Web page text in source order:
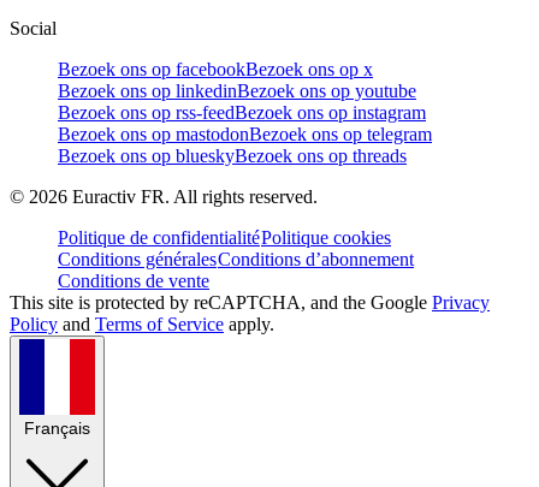
Social
Bezoek ons op facebookBezoek ons op x
Bezoek ons op linkedinBezoek ons op youtube
Bezoek ons op rss-feedBezoek ons op instagram
Bezoek ons op mastodonBezoek ons op telegram
Bezoek ons op blueskyBezoek ons op threads
© 2026 Euractiv FR. All rights reserved.
Politique de confidentialitéPolitique cookies
Conditions généralesConditions d’abonnement
Conditions de vente
This site is protected by reCAPTCHA, and the Google Privacy
Policy and Terms of Service apply.
Français